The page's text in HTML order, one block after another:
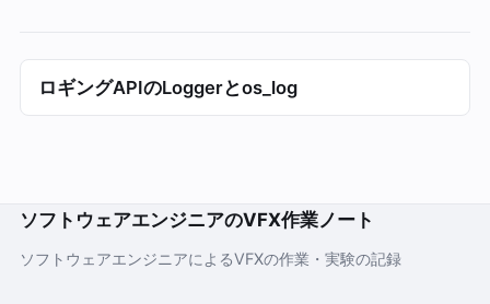
ロギングAPIのLoggerとos_log
ソフトウェアエンジニアのVFX作業ノート
ソフトウェアエンジニアによるVFXの作業・実験の記録